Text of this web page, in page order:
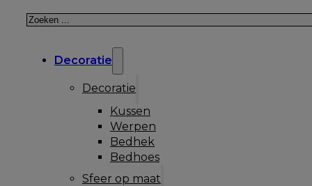
Zoeken
Decoratie
Decoratie
Kussen
Werpen
Bedhek
Bedhoes
Sfeer op maat